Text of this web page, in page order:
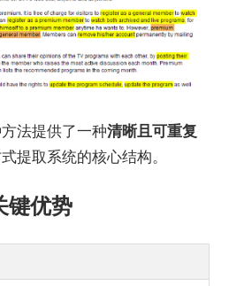
法提供了一种清晰且可重复
提取系统的核心结构。
键优势